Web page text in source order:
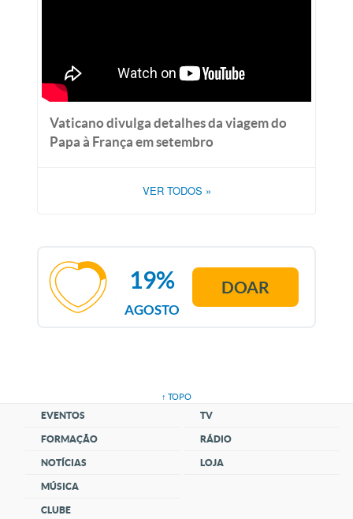
Vaticano divulga detalhes da viagem do
Papa à França em setembro
VER TODOS »
AGOSTO
19% DOAR
↑ TOPO
EVENTOS
FORMAÇÃO
NOTÍCIAS
MÚSICA
CLUBE
TV
RÁDIO
LOJA